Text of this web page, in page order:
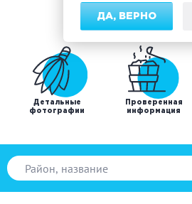
ДА, ВЕРНО
Детальные
фотографии
Проверенная
информация